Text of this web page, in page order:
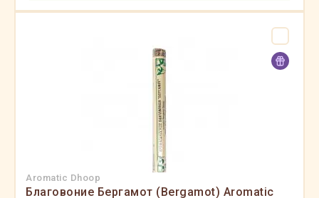
Aromatic Dhoop
Благовоние Бергамот (Bergamot) Aromatic